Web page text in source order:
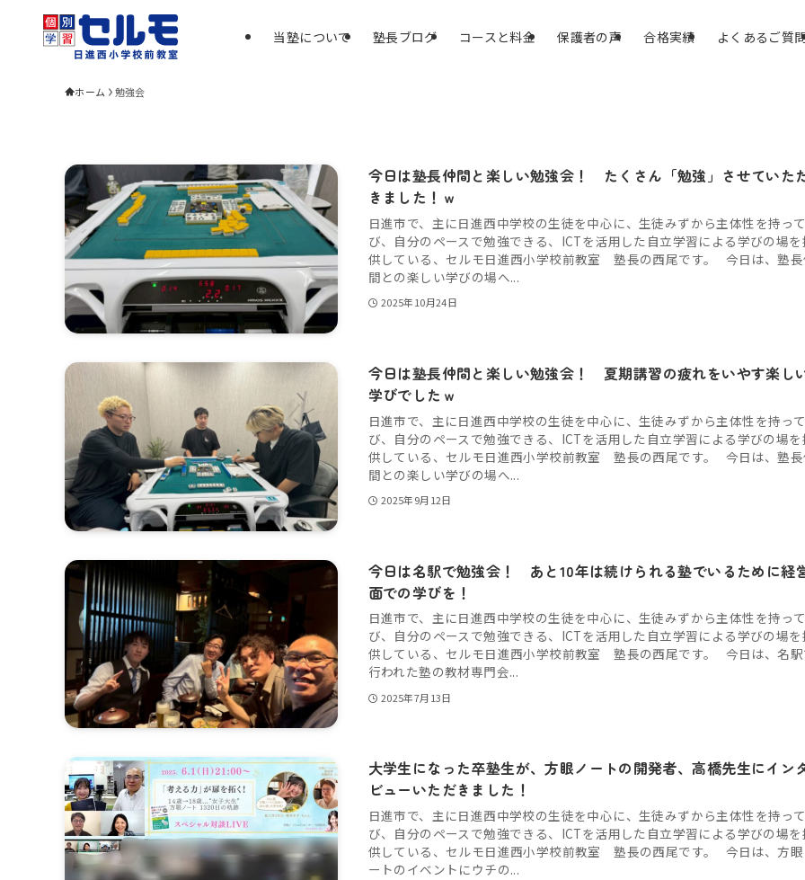
当塾について 塾長ブログ コースと料金 保護者の声 合格実績 よくあるご質
ホーム 勉強会
今日は塾長仲間と楽しい勉強会！ たくさん「勉強」させていた
きました！ｗ
日進市で、主に日進西中学校の生徒を中心に、生徒みずから主体性を持っ
び、自分のペースで勉強できる、ICTを活用した自立学習による学びの場を
供している、セルモ日進西小学校前教室 塾長の西尾です。 今日は、塾長
間との楽しい学びの場へ...
2025年10月24日
今日は塾長仲間と楽しい勉強会！ 夏期講習の疲れをいやす楽し
学びでしたｗ
日進市で、主に日進西中学校の生徒を中心に、生徒みずから主体性を持っ
び、自分のペースで勉強できる、ICTを活用した自立学習による学びの場を
供している、セルモ日進西小学校前教室 塾長の西尾です。 今日は、塾長
間との楽しい学びの場へ...
2025年9月12日
今日は名駅で勉強会！ あと10年は続けられる塾でいるために経
面での学びを！
日進市で、主に日進西中学校の生徒を中心に、生徒みずから主体性を持っ
び、自分のペースで勉強できる、ICTを活用した自立学習による学びの場を
供している、セルモ日進西小学校前教室 塾長の西尾です。 今日は、名駅
行われた塾の教材専門会...
2025年7月13日
大学生になった卒塾生が、方眼ノートの開発者、高橋先生にイン
ビューいただきました！
日進市で、主に日進西中学校の生徒を中心に、生徒みずから主体性を持っ
び、自分のペースで勉強できる、ICTを活用した自立学習による学びの場を
供している、セルモ日進西小学校前教室 塾長の西尾です。 今日は、方眼
ートのイベントにウチの...